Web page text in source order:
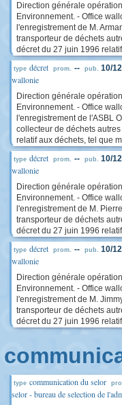
Direction générale
Environnement. - Office
l'enregistrement de M.
transporteur de déchets
décret du 27 juin 1996
type décret prom. -- pub. 10/
wallonie
Direction générale
Environnement. - Office
l'enregistrement de l'ASBL
collecteur de déchets
relatif aux déchets, tel que
type décret prom. -- pub. 10/
wallonie
Direction générale
Environnement. - Office
l'enregistrement de M.
transporteur de déchets
décret du 27 juin 1996
type décret prom. -- pub. 10/
wallonie
Direction générale
Environnement. - Office
l'enregistrement de M.
transporteur de déchets
décret du 27 juin 1996
type communication du selor
selor - bureau de selection de